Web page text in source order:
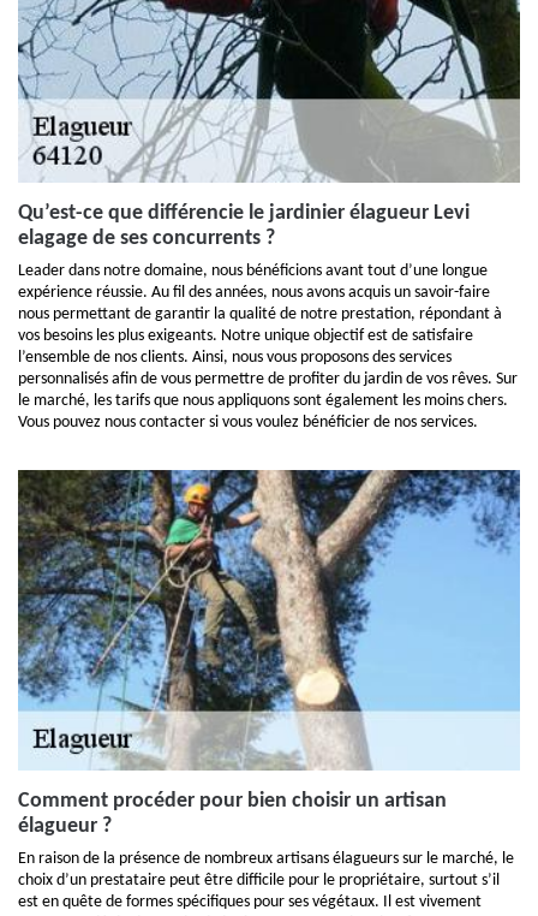
Qu’est-ce que différencie le jardinier élagueur Levi
elagage de ses concurrents ?
Leader dans notre domaine, nous bénéficions avant tout d’une longue
expérience réussie. Au fil des années, nous avons acquis un savoir-faire
nous permettant de garantir la qualité de notre prestation, répondant à
vos besoins les plus exigeants. Notre unique objectif est de satisfaire
l’ensemble de nos clients. Ainsi, nous vous proposons des services
personnalisés afin de vous permettre de profiter du jardin de vos rêves. Sur
le marché, les tarifs que nous appliquons sont également les moins chers.
Vous pouvez nous contacter si vous voulez bénéficier de nos services.
Comment procéder pour bien choisir un artisan
élagueur ?
En raison de la présence de nombreux artisans élagueurs sur le marché, le
choix d’un prestataire peut être difficile pour le propriétaire, surtout s’il
est en quête de formes spécifiques pour ses végétaux. Il est vivement